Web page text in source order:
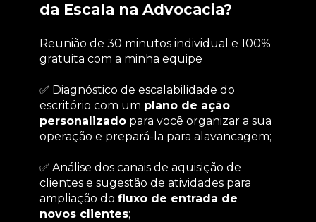
da Escala na Advocacia?
Reunião de 30 minutos individual e 100%
gratuita com a minha equipe
✅ Diagnóstico de escalabilidade do
escritório com um plano de ação
personalizado para você organizar a sua
operação e prepará-la para alavancagem;
✅ Análise dos canais de aquisição de
clientes e sugestão de atividades para
ampliação do fluxo de entrada de
novos clientes;